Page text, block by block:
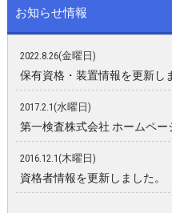
お知らせ情報
2022.8.26(金曜日)
保有資格・装置情報を更新し
2017.2.1(水曜日)
第一検査株式会社 ホームペー
2016.12.1(木曜日)
資格者情報を更新しました。